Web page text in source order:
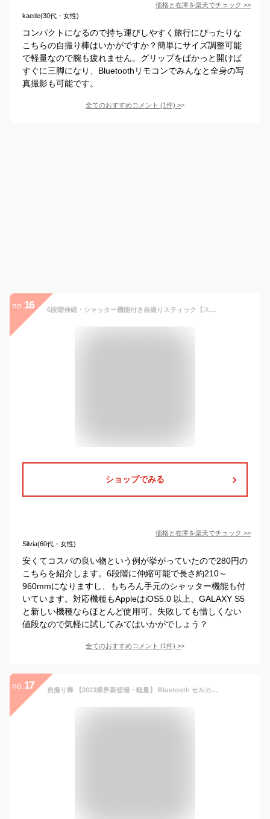
価格と在庫を楽天でチェック >>
kaede(30代・女性)
コンパクトになるので持ち運びしやすく旅行にぴったりな
こちらの自撮り棒はいかがですか？簡単にサイズ調整可能
で軽量なので腕も疲れません。グリップをぱかっと開けば
すぐに三脚になり、Bluetoothリモコンでみんなと全身の写
真撮影も可能です。
全てのおすすめコメント (1件) >
no. 16 6段階伸縮・シャッター機能付き自撮りスティック【スマートフォン用品】
ショップでみる
価格と在庫を楽天でチェック >>
Silvia(60代・女性)
安くてコスパの良い物という例が挙がっていたので280円の
こちらを紹介します。6段階に伸縮可能で長さ約210～
960mmになりますし、もちろん手元のシャッター機能も付
いています。対応機種もAppleはiOS5.0 以上、GALAXY S5
と新しい機種ならほとんど使用可。失敗しても惜しくない
値段なので気軽に試してみてはいかがでしょう？
全てのおすすめコメント (1件) >
no. 17 自撮り棒 【2023業界新登場・軽量】 Bluetooth セルカ棒 三脚 リモコン付き スマホスタンド Gopro デジカメ兼用 じどり棒 5段階伸縮 360°回転 無線 折りたたみ じどり棒 コンパクト 持ち運び便利 iPhone Android対応 セルフィー/撮影用/動画鑑賞/生放送に最適